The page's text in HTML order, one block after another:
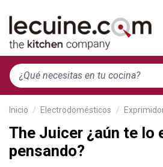
Inicio Electrodomésticos
The Juicer ¿aún te lo
pensando?